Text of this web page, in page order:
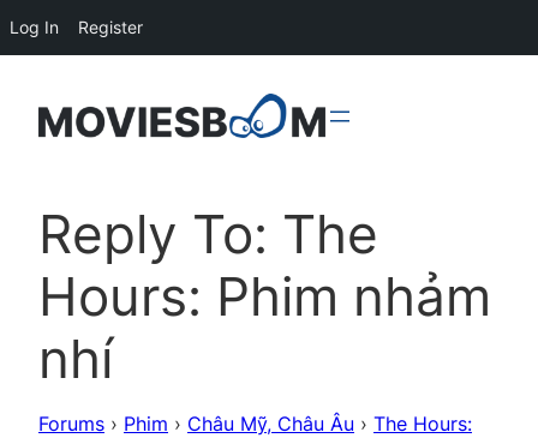
Reply To: The
Hours: Phim nhảm
nhí
Forums › Phim › Châu Mỹ, Châu Âu › The Hours:
Log In Register